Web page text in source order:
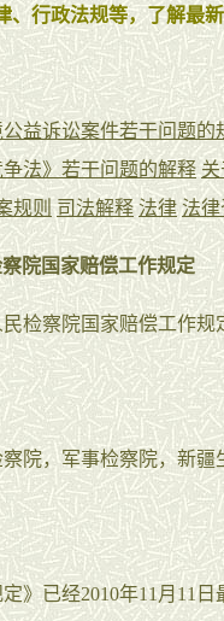
、行政法规等，了解最
益诉讼案件若干问题的
法》若干问题的解释
规则 司法解释 法律 法
院国家赔偿工作规定
察院国家赔偿工作规
，军事检察院，新疆
已经2010年11月11日